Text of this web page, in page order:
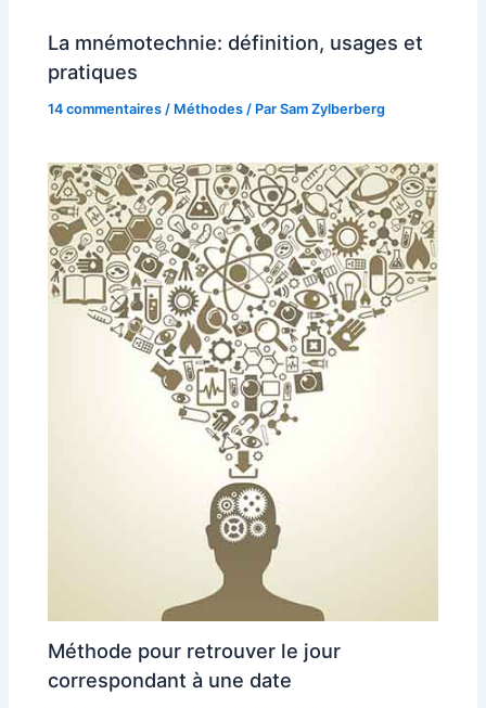
La mnémotechnie: définition, usages et
pratiques
14 commentaires / Méthodes / ParSam Zylberberg
Méthode pour retrouver le jour
correspondant à une date